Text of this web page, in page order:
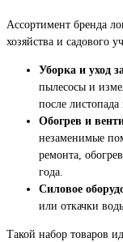
Ассортимент бренда
хозяйства и садового
Уборка и уход
пылесосы и
после листопада
Обогрев и
незаменимые
ремонта,
года.
Силовое
или откачки
Такой набор товаров